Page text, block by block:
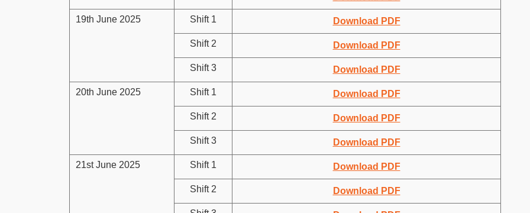
19th June 2025 Shift 1 Download PDF
Shift 2 Download PDF
Shift 3 Download PDF
20th June 2025 Shift 1 Download PDF
Shift 2 Download PDF
Shift 3 Download PDF
21st June 2025 Shift 1 Download PDF
Shift 2 Download PDF